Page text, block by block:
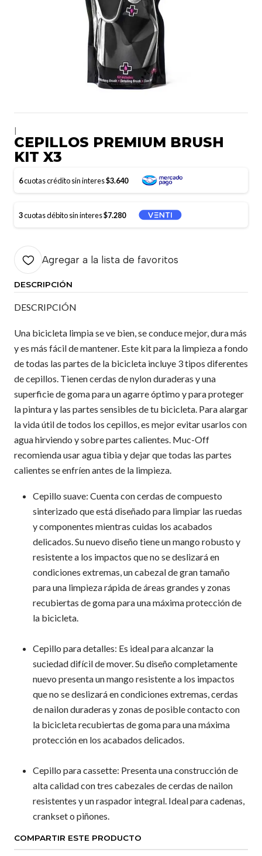
CEPILLOS PREMIUM BRUSH
KIT X3
6cuotas crédito sin interes$3.640
3cuotas débito sin interes$7.280
Agregar a la lista de favoritos
DESCRIPCIÓN
DESCRIPCIÓN
Una bicicleta limpia se ve bien, se conduce mejor, dura más
y es más fácil de mantener. Este kit para la limpieza a fondo
de todas las partes de la bicicleta incluye 3 tipos diferentes
de cepillos. Tienen cerdas de nylon duraderas y una
superficie de goma para un agarre óptimo y para proteger
la pintura y las partes sensibles de tu bicicleta. Para alargar
la vida útil de todos los cepillos, es mejor evitar usarlos con
agua hirviendo y sobre partes calientes. Muc-Off
recomienda usar agua tibia y dejar que todas las partes
calientes se enfríen antes de la limpieza.
Cepillo suave: Cuenta con cerdas de compuesto
sinterizado que está diseñado para limpiar las ruedas
y componentes mientras cuidas los acabados
delicados. Su nuevo diseño tiene un mango robusto y
resistente a los impactos que no se deslizará en
condiciones extremas, un cabezal de gran tamaño
para una limpieza rápida de áreas grandes y zonas
recubiertas de goma para una máxima protección de
la bicicleta.
Cepillo para detalles: Es ideal para alcanzar la
suciedad difícil de mover. Su diseño completamente
nuevo presenta un mango resistente a los impactos
que no se deslizará en condiciones extremas, cerdas
de nailon duraderas y zonas de posible contacto con
la bicicleta recubiertas de goma para una máxima
protección en los acabados delicados.
Cepillo para cassette: Presenta una construcción de
alta calidad con tres cabezales de cerdas de nailon
resistentes y un raspador integral. Ideal para cadenas,
crankset o piñones.
COMPARTIR ESTE PRODUCTO